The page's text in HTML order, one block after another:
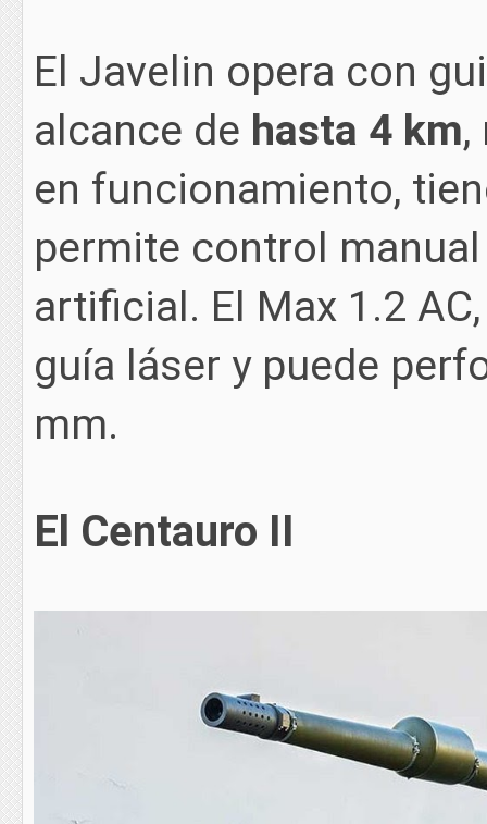
El Javelin opera con
alcance de hasta 4 km,
en funcionamiento,
permite control
artificial. El Max 1.2
guía láser y puede
mm.
El Centauro II